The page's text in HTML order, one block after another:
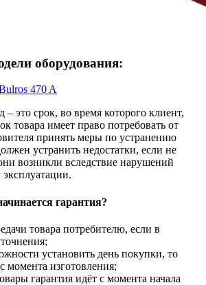
оборудования:
470 A
это срок, во время которого клиент,
товара имеет право потребовать от
принять меры по устранению
устранить недостатки, если не
возникли вследствие нарушений
гарантия?
товара потребителю, если в
установить день покупки, то
момента изготовления;
гарантия идёт с момента начала